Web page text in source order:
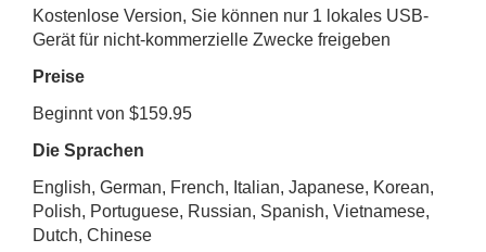
Kostenlose Version, Sie können nur 1 lokales USB-
Gerät für nicht-kommerzielle Zwecke freigeben
Preise
Beginnt von $159.95
Die Sprachen
English, German, French, Italian, Japanese, Korean,
Polish, Portuguese, Russian, Spanish, Vietnamese,
Dutch, Chinese